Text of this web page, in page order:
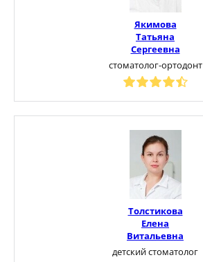
Якимова
Татьяна
Сергеевна
стоматолог-ортодонт
Толстикова
Елена
Витальевна
детский стоматолог